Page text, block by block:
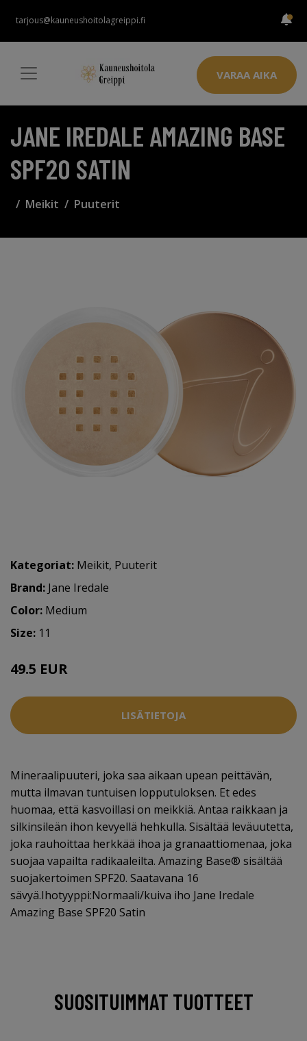
tarjous@kauneushoitolagreippi.fi
VARAA AIKA
JANE IREDALE AMAZING BASE
SPF20 SATIN
Meikit Puuterit
Kategoriat: Meikit, Puuterit
Brand: Jane Iredale
Color: Medium
Size: 11
49.5 EUR
LISÄTIETOJA
Mineraalipuuteri, joka saa aikaan upean peittävän,
mutta ilmavan tuntuisen lopputuloksen. Et edes
huomaa, että kasvoillasi on meikkiä. Antaa raikkaan ja
silkinsileän ihon kevyellä hehkulla. Sisältää leväuutetta,
joka rauhoittaa herkkää ihoa ja granaattiomenaa, joka
suojaa vapailta radikaaleilta. Amazing Base® sisältää
suojakertoimen SPF20. Saatavana 16
sävyä.Ihotyyppi:Normaali/kuiva iho Jane Iredale
Amazing Base SPF20 Satin
SUOSITUIMMAT TUOTTEET